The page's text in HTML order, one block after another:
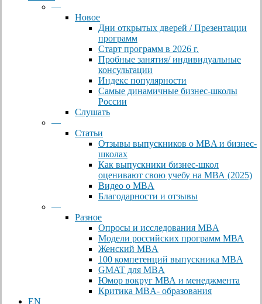
—
Новое
Дни открытых дверей / Презентации
программ
Старт программ в 2026 г.
Пробные занятия/ индивидуальные
консультации
Индекс популярности
Самые динамичные бизнес-школы
России
Слушать
—
Статьи
Отзывы выпускников о MBA и бизнес-
школах
Как выпускники бизнес-школ
оценивают свою учебу на МВА (2025)
Видео о MBA
Благодарности и отзывы
—
Разное
Опросы и исследования MBA
Модели российских программ МВА
Женский MBA
100 компетенций выпускника MBA
GMAT для MBA
Юмор вокруг МВА и менеджмента
Критика MBA- образования
EN